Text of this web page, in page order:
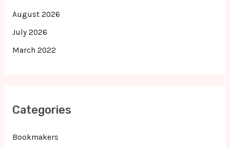
August 2026
July 2026
March 2022
Categories
Bookmakers